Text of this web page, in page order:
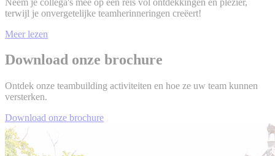
terwijl je onvergetelijke teamherinneringen creëert!
Meer lezen
Download onze brochure
Ontdek onze teambuilding activiteiten en hoe ze uw team kunnen
versterken.
Download onze brochure